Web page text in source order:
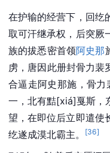
在护输的经营下，回纥
取可汗继承权，后突厥
族的拔悉密首领阿史那
虏，唐因此册封骨力裴
合逼走阿史那施，骨
一，北有黠[xiá]戛斯，
望，在即位后立即遣使
纥遂成漠北霸主。
[36]